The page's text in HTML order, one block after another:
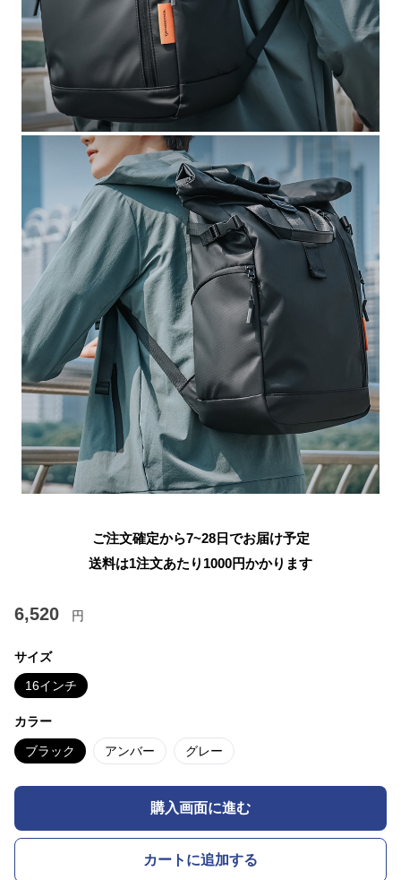
ご注文確定から7~28日でお届け予定
送料は1注文あたり 1000円かかります
6,520 円
サイズ
16インチ
カラー
ブラック アンバー グレー
購入画面に進む
カートに追加する